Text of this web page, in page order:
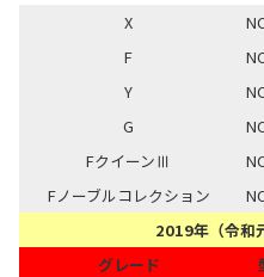
X
F
Y
G
FクイーンⅢ
Fノーブルコレクション
2019年（令和
グレード